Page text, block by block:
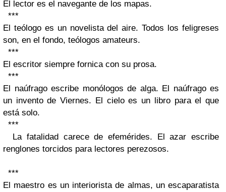
El lector es el navegante de los mapas.
***
El teólogo es un novelista del aire. Todos los feligreses
son, en el fondo, teólogos amateurs.
***
El escritor siempre fornica con su prosa.
***
El naúfrago escribe monólogos de alga. El naúfrago es
un invento deViernes. El cielo es un libro para el que
está solo.
***
La fatalidad carece de efemérides. El azar escribe
renglones torcidos para lectores perezosos.
***
El maestro es un interiorista de almas, un escaparatista